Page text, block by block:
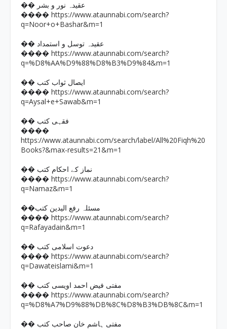
�� عقیدہ نور و بشر
���� https://www.ataunnabi.com/search?
q=Noor+o+Bashar&m=1
�� عقیدہ توسل و استمداد
���� https://www.ataunnabi.com/search?
q=%D8%AA%D9%88%D8%B3%D9%84&m=1
�� ایصال ثواب کتب
���� https://www.ataunnabi.com/search?
q=Aysal+e+Sawab&m=1
�� فقہی کتب
����
https://www.ataunnabi.com/search/label/All%20Fiqh%20
Books?&max-results=21&m=1
�� نماز کے احکام کتب
���� https://www.ataunnabi.com/search?
q=Namaz&m=1
��مسئلہ رفع الیدین کتب
���� https://www.ataunnabi.com/search?
q=Rafayadain&m=1
�� دعوت اسلامی کتب
���� https://www.ataunnabi.com/search?
q=Dawateislami&m=1
�� مفتی فیض احمد اویسی کتب
���� https://www.ataunnabi.com/search?
q=%D8%A7%D9%88%DB%8C%D8%B3%DB%8C&m=1
�� مفتی ہاشم خان صاحب کتب